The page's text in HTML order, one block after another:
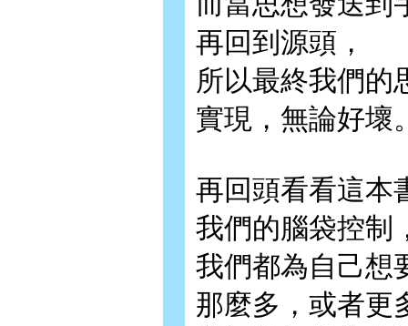
再回到源頭，
所以最終我們的
實現，無論好壞
再回頭看看這本
我們的腦袋控制
我們都為自己想
那麼多，或者更